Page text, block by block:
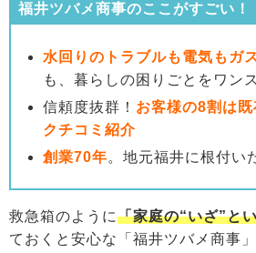
福井ツバメ商事のここがすごい！
水回りのトラブルも電気もガ
も、暮らしの困りごとをワン
信頼度抜群！ お客様の8割は
クチコミ紹介
創業70年。地元福井に根付い
救急箱のように「家庭の“いざ”と
ておくと安心な「福井ツバメ商事